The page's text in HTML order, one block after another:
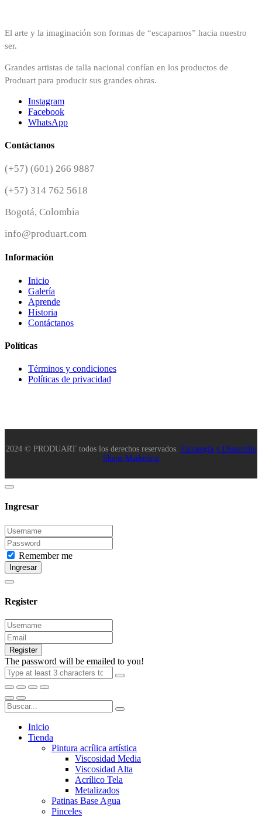
El arte y la imaginación son formas de “escaparnos” hacia nuestro
ser.
Grandes artistas de talla nacional confían en los productos de
Produart para producir sus grandes obras.
Instagram
Facebook
WhatsApp
Contáctanos
(+57) (601) 266 9887
(+57) 314 762 5618
Bogotá, Colombia
info@produart.com
Información
Inicio
Galería
Aprende
Historia
Contáctanos
Políticas
Términos y condiciones
Políticas de privacidad
2024 © PRODUART todos los derechos reservados. Estrategia y Desarrollo
Shape Marketing
Ingresar
Remember me
Ingresar
Register
Register
The password will be emailed to you!
Inicio
Tienda
Pintura acrílica artística
Viscosidad Media
Viscosidad Alta
Acrílico Tela
Metalizados
Patinas Base Agua
Pinceles